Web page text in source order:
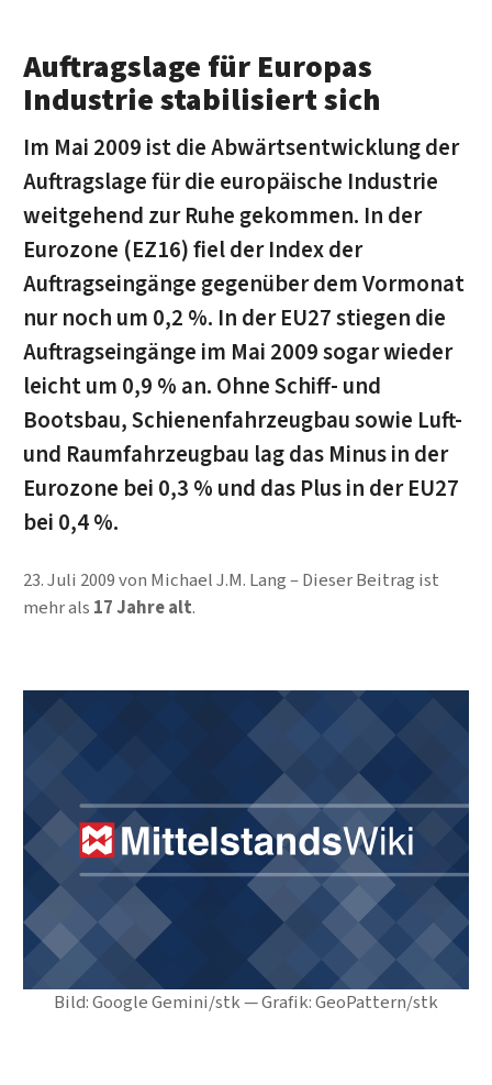
Bild: Google Gemini/stk — Grafik: GeoPattern/stk
Auftragslage für Europas
Industrie stabilisiert sich
Im Mai 2009 ist die Abwärtsentwicklung der
Auftragslage für die europäische Industrie
weitgehend zur Ruhe gekommen. In der
Eurozone (EZ16) fiel der Index der
Auftragseingänge gegenüber dem Vormonat
nur noch um 0,2 %. In der EU27 stiegen die
Auftragseingänge im Mai 2009 sogar wieder
leicht um 0,9 % an. Ohne Schiff- und
Bootsbau, Schienenfahrzeugbau sowie Luft-
und Raumfahrzeugbau lag das Minus in der
Eurozone bei 0,3 % und das Plus in der EU27
bei 0,4 %.
23. Juli 2009von Michael J.M. Lang
Dieser Beitrag ist
mehr als 17 Jahre alt.